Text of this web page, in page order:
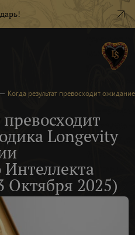
Когда результат превосходит
превосходит
Longevity
Интеллекта
Октября 2025)